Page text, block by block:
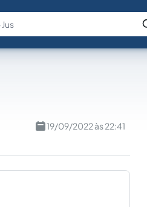
Fale com a IA Buscar no Jus
19/09/2022 às 22:41